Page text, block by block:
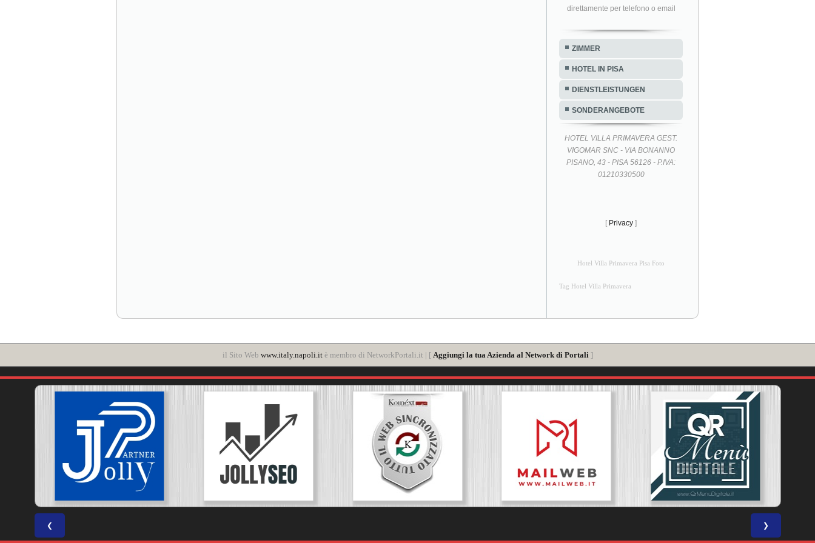
direttamente per telefono o email
ZIMMER
HOTEL IN PISA
DIENSTLEISTUNGEN
SONDERANGEBOTE
HOTEL VILLA PRIMAVERA GEST.
VIGOMAR SNC - VIA BONANNO
PISANO, 43 - PISA 56126 - P.IVA:
01210330500
[ Privacy ]
Hotel Villa Primavera Pisa Foto
Tag Hotel Villa Primavera
il Sito Web www.italy.napoli.itè membro di NetworkPortali.it | [ Aggiungi la tua Azienda al Network di Portali ]
❮ ❯